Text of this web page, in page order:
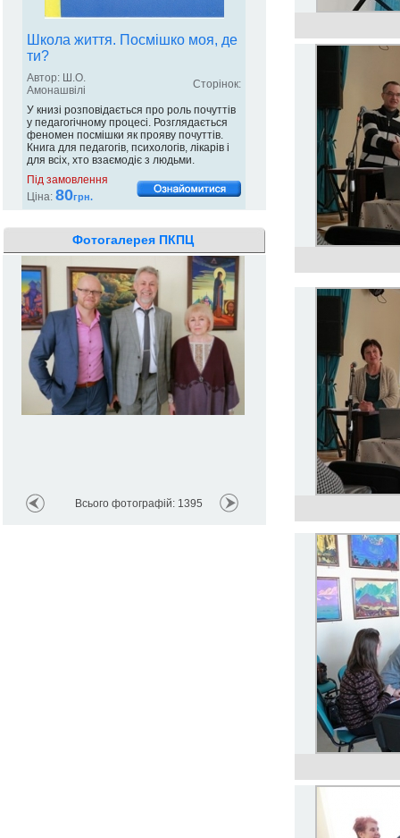
Школа життя. Посмішко моя, де
ти?
Автор: Ш.О.
Амонашвілі
Сторінок:
У книзі розповідається про роль почуттів
у педагогічному процесі. Розглядається
феномен посмішки як прояву почуттів.
Книга для педагогів, психологів, лікарів і
для всіх, хто взаємодіє з людьми.
Під замовлення
Ціна: 80грн.
Фотогалерея ПКПЦ
Всього фотографій: 1395